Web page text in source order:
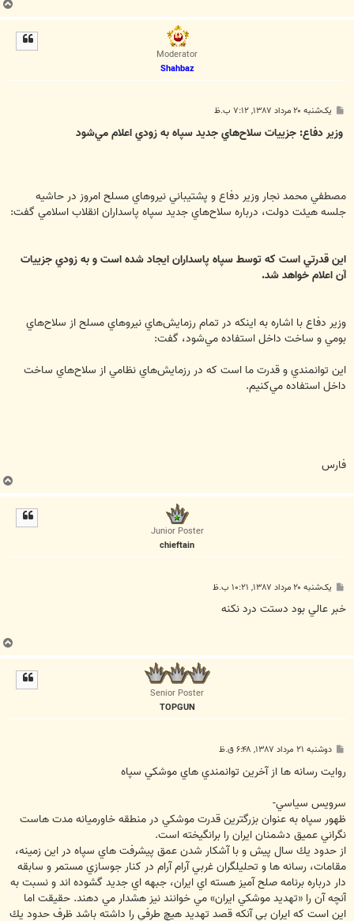
ب
ا
Moderator
Shahbaz
پ
ت
یک‌شنبه ۲۰ مرداد ۱۳۸۷, ۷:۱۲ ب.ظ
وزير دفاع: جزييات سلاح‌هاي جديد سپاه به زودي اعلام مي‌شود
مصطفي محمد نجار وزير دفاع و پشتيباني نيروهاي مسلح امروز در حاشيه
جلسه هيئت دولت، درباره سلاح‌هاي جديد سپاه پاسداران انقلاب اسلامي گفت:
اين قدرتي است كه توسط سپاه پاسداران ايجاد شده است و به زودي جزييات
آن اعلام خواهد شد.
وزير دفاع با اشاره به اينكه در تمام رزمايش‌هاي نيروهاي مسلح از سلاح‌هاي
بومي و ساخت داخل استفاده مي‌شود، گفت:
اين توانمندي و قدرت ما است كه در رزمايش‌هاي نظامي از سلاح‌هاي ساخت
داخل استفاده مي‌كنيم.
فارس
ب
ا
Junior Poster
chieftain
پ
ت
یک‌شنبه ۲۰ مرداد ۱۳۸۷, ۱۰:۲۱ ب.ظ
خبر عالي بود دستت درد نکنه
ب
ا
Senior Poster
TOPGUN
پ
ت
دوشنبه ۲۱ مرداد ۱۳۸۷, ۶:۴۸ ق.ظ
روايت رسانه ها از آخرين توانمندي هاي موشكي سپاه
سرويس سياسي-
ظهور سپاه به عنوان بزرگترين قدرت موشكي در منطقه خاورميانه مدت هاست
نگراني عميق دشمنان ايران را برانگيخته است.
از حدود يك سال پيش و با آشكار شدن عمق پيشرفت هاي سپاه در اين زمينه،
مقامات، رسانه ها و تحليلگران غربي آرام آرام در كنار جوسازي مستمر و سابقه
دار درباره برنامه صلح آميز هسته اي ايران، جبهه اي جديد گشوده اند و نسبت به
آنچه آن را «تهديد موشكي ايران» مي خوانند نيز هشدار مي دهند. حقيقت اما
اين است كه ايران بي آنكه قصد تهديد هيچ طرفي را داشته باشد ظرف حدود يك